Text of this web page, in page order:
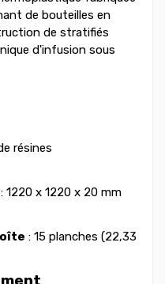
de bouteilles en
de stratifiés
d'infusion sous
résines
: 1220 x 1220 x 20 mm
: 15 planches (22,33